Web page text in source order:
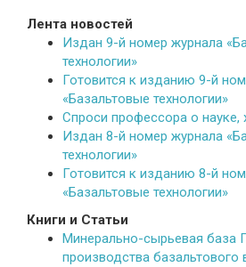
Лента новостей
Издан 9-й номер журнала
технологии»
Готовится к изданию 9-й
«Базальтовые технологии»
Спроси профессора о
Издан 8-й номер журнала
технологии»
Готовится к изданию 8-й
«Базальтовые технологии»
Книги и Статьи
Минерально-сырьевая база
производства базальтового